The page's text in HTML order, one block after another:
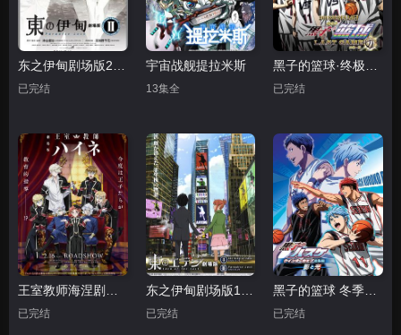
已完结
宇宙战舰提拉米斯
13集全 已完结
王室教师海涅剧场版
已完结
东之伊甸剧场版1：伊甸之王
已完结
黑子的篮球 冬季杯总集篇 ～影与光～
已完结